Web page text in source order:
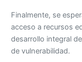
Finalmente, se
acceso a recursos
desarrollo integral
de vulnerabilidad.